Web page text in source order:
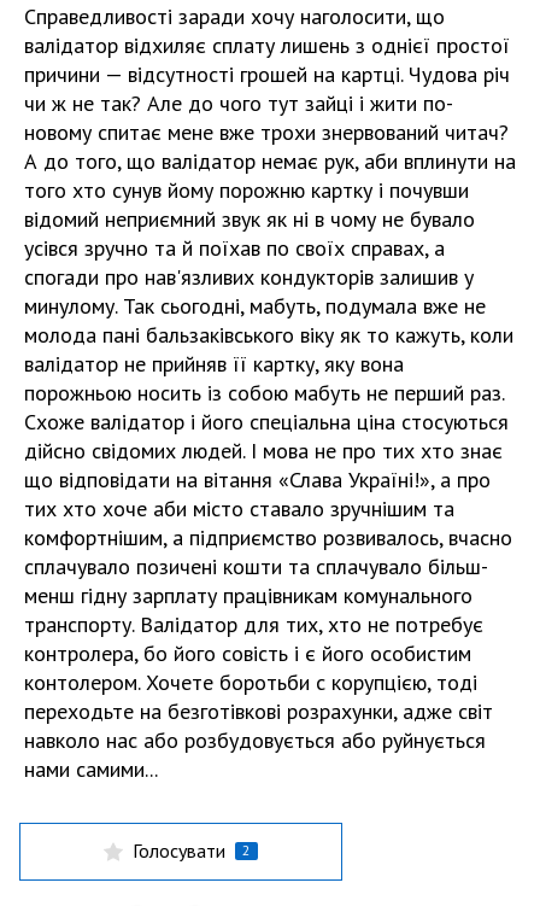
Справедливості заради хочу наголосити, що
валідатор відхиляє сплату лишень з однієї простої
причини — відсутності грошей на картці. Чудова річ
чи ж не так? Але до чого тут зайці і жити по-
новому спитає мене вже трохи знервований читач?
А до того, що валідатор немає рук, аби вплинути на
того хто сунув йому порожню картку і почувши
відомий неприємний звук як ні в чому не бувало
усівся зручно та й поїхав по своїх справах, а
спогади про нав'язливих кондукторів залишив у
минулому. Так сьогодні, мабуть, подумала вже не
молода пані бальзаківського віку як то кажуть, коли
валідатор не прийняв її картку, яку вона
порожньою носить із собою мабуть не перший раз.
Схоже валідатор і його спеціальна ціна стосуються
дійсно свідомих людей. І мова не про тих хто знає
що відповідати на вітання «Слава Україні!», а про
тих хто хоче аби місто ставало зручнішим та
комфортнішим, а підприємство розвивалось, вчасно
сплачувало позичені кошти та сплачувало більш-
менш гідну зарплату працівникам комунального
транспорту. Валідатор для тих, хто не потребує
контролера, бо його совість і є його особистим
контолером. Хочете боротьби с корупцією, тоді
переходьте на безготівкові розрахунки, адже світ
навколо нас або розбудовується або руйнується
нами самими...
Голосувати 2